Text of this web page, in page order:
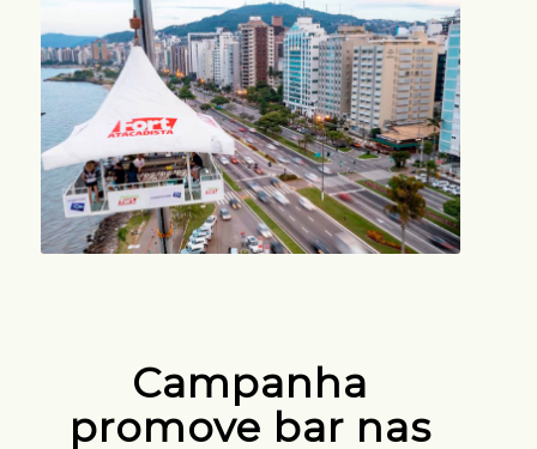
Campanha
promove bar nas